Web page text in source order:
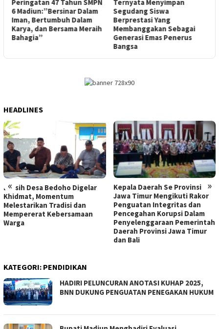
Peringatan 47 Tahun SMPN
6 Madiun:”Bersinar Dalam
Iman, Bertumbuh Dalam
Karya, dan Bersama Meraih
Bahagia”
Ternyata Menyimpan
Segudang Siswa
Berprestasi Yang
Membanggakan Sebagai
Generasi Emas Penerus
Bangsa
HEADLINES
« »
Bersih Desa Bedoho Digelar
Khidmat, Momentum
Melestarikan Tradisi dan
Mempererat Kebersamaan
Warga
Kepala Daerah Se Provinsi
Jawa Timur Mengikuti Rakor
Penguatan Integritas dan
Pencegahan Korupsi Dalam
Penyelenggaraan Pemerintah
Daerah Provinsi Jawa Timur
dan Bali
KATEGORI: PENDIDIKAN
HADIRI PELUNCURAN ANOTASI KUHAP 2025,
BNN DUKUNG PENGUATAN PENEGAKAN HUKUM